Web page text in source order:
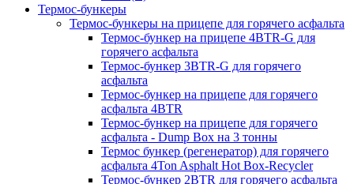
Термос-бункеры
Термос-бункеры на прицепе для горячего асфальта
Термос-бункер на прицепе 4BTR-G для
горячего асфальта
Термос-бункер 3BTR-G для горячего
асфальта
Термос-бункер на прицепе для горячего
асфальта 4BTR
Термос-бункер на прицепе для горячего
асфальта - Dump Box на 3 тонны
Термос бункер (регенератор) для горячего
асфальта 4Ton Asphalt Hot Box-Recycler
Термос-бункер 2BTR для горячего асфальта